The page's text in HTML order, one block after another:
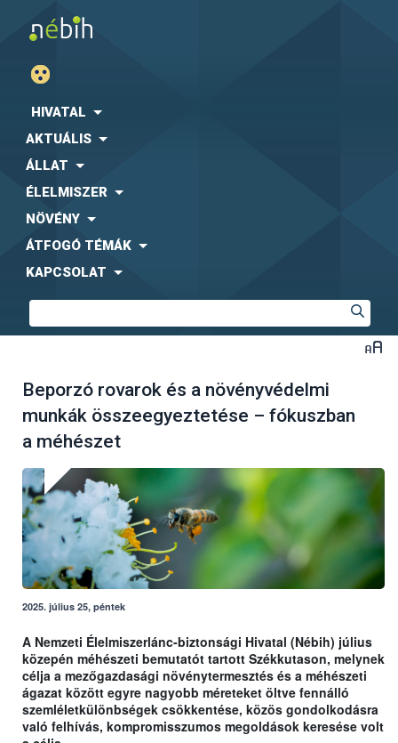
HIVATAL
AKTUÁLIS
ÁLLAT
ÉLELMISZER
NÖVÉNY
ÁTFOGÓ TÉMÁK
KAPCSOLAT
Beporzó rovarok és a növényvédelmi
munkák összeegyeztetése – fókuszban
a méhészet
2025. július 25, péntek
A Nemzeti Élelmiszerlánc-biztonsági Hivatal (Nébih) július
közepén méhészeti bemutatót tartott Székkutason, melynek
célja a mezőgazdasági növénytermesztés és a méhészeti
ágazat között egyre nagyobb méreteket öltve fennálló
szemléletkülönbségek csökkentése, közös gondolkodásra
való felhívás, kompromisszumos megoldások keresése volt